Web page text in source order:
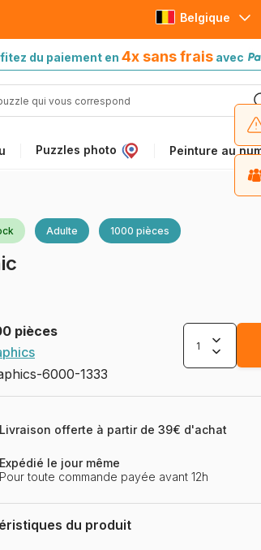
Belgique
du paiement en 4x sans frais avec
Puzzles photo Peinture au
Adulte 1000 pièces
pièces
6000-1333
Livraison offerte à partir de 39€ d'achat
Expédié le jour même
Pour toute commande payée avant 12h
du produit